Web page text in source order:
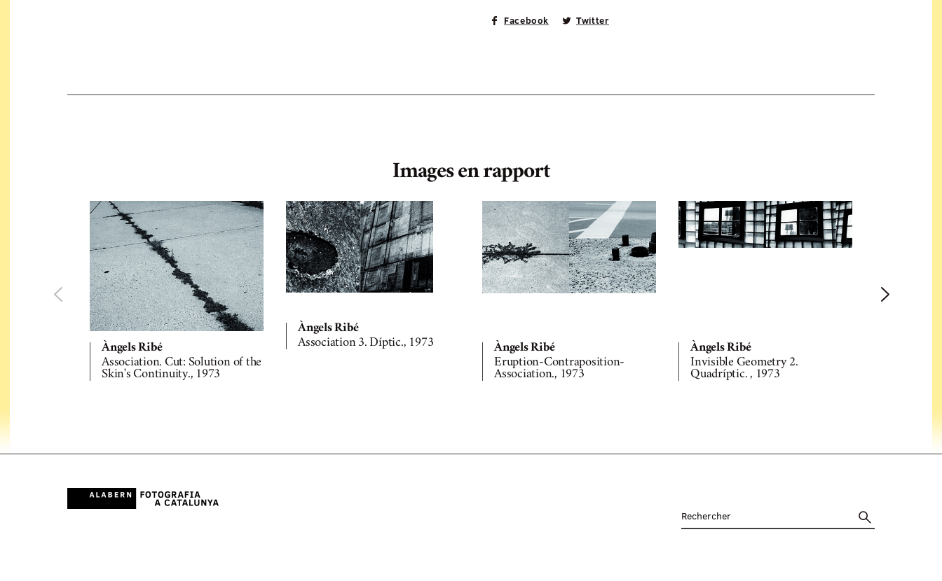
Facebook Twitter
Images en rapport
Àngels Ribé
Association. Cut: Solution of the
Skin's Continuity., 1973
Àngels Ribé
Association 3. Díptic., 1973
Àngels Ribé
Eruption-Contraposition-
Association., 1973
Àngels Ribé
Invisible Geometry 2.
Quadríptic. , 1973